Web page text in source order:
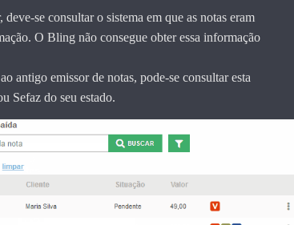
se consultar o sistema em que as notas eram
O Bling não consegue obter essa informação
antigo emissor de notas, pode-se consultar esta
Sefaz do seu estado.